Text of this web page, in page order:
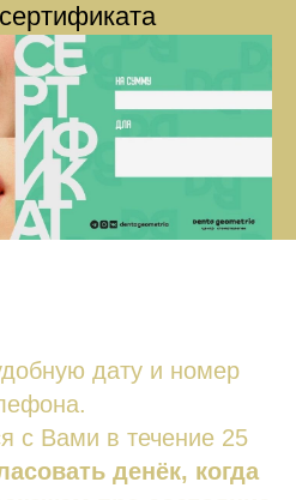
дату и номер
с Вами в течение 25
денёк, когда